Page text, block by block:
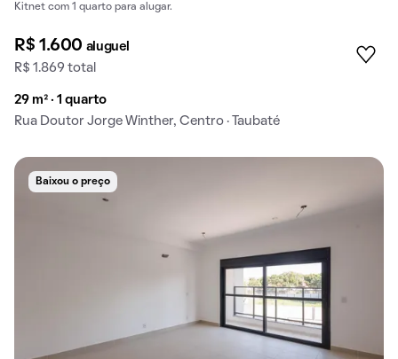
Kitnet com 1 quarto para alugar.
R$ 1.600 aluguel
R$ 1.869 total
29 m² · 1 quarto
Rua Doutor Jorge Winther, Centro · Taubaté
Baixou o preço